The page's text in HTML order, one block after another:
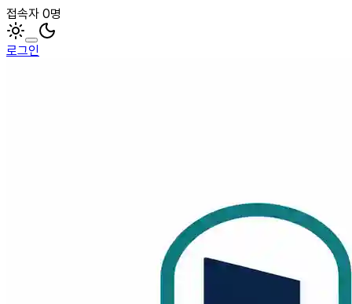
접속자 0명
로그인